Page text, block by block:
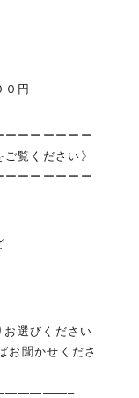
円
ーーーーーーー
覧ください》
ーーーーーーー
選びください
お聞かせくださ